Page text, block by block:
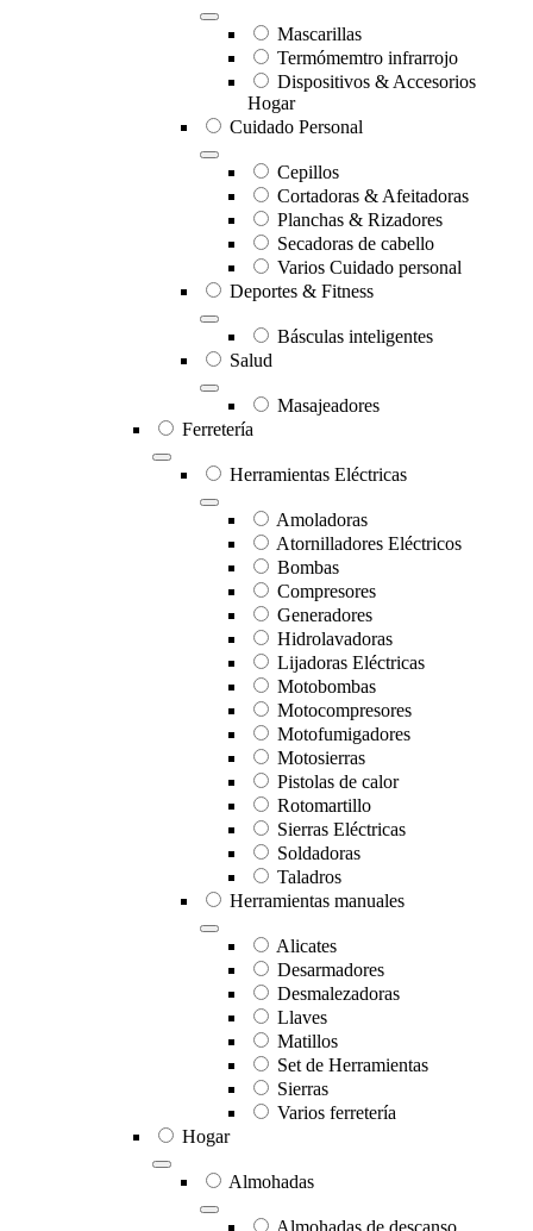
Mascarillas
Termómemtro infrarrojo
Dispositivos & Accesorios
Hogar
Cuidado Personal
Cepillos
Cortadoras & Afeitadoras
Planchas & Rizadores
Secadoras de cabello
Varios Cuidado personal
Deportes & Fitness
Básculas inteligentes
Salud
Masajeadores
Ferretería
Herramientas Eléctricas
Amoladoras
Atornilladores Eléctricos
Bombas
Compresores
Generadores
Hidrolavadoras
Lijadoras Eléctricas
Motobombas
Motocompresores
Motofumigadores
Motosierras
Pistolas de calor
Rotomartillo
Sierras Eléctricas
Soldadoras
Taladros
Herramientas manuales
Alicates
Desarmadores
Desmalezadoras
Llaves
Matillos
Set de Herramientas
Sierras
Varios ferretería
Hogar
Almohadas
Almohadas de descanso